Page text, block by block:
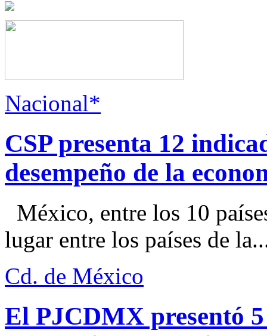
Nacional*
CSP presenta 12
desempeño de la
México, entre los 10
lugar entre los países de
Cd. de México
El PJCDMX presentó